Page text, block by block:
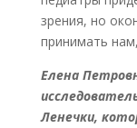
зрения, но
принимать
Елена
Ленечки,